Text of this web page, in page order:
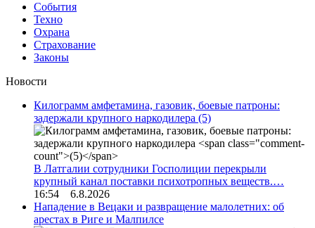
События
Техно
Охрана
Страхование
Законы
Новости
Килограмм амфетамина, газовик, боевые патроны:
задержали крупного наркодилера (5)
В Латгалии сотрудники Госполиции перекрыли
крупный канал поставки психотропных веществ.…
16:54 6.8.2026
Нападение в Вецаки и развращение малолетних: об
арестах в Риге и Малпилсе